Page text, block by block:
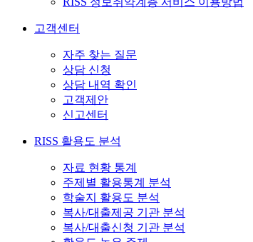
고객센터
자주 찾는 질문
상담 신청
상담 내역 확인
고객제안
신고센터
RISS 활용도 분석
자료 현황 통계
주제별 활용통계 분석
학술지 활용도 분석
복사/대출제공 기관 분석
복사/대출신청 기관 분석